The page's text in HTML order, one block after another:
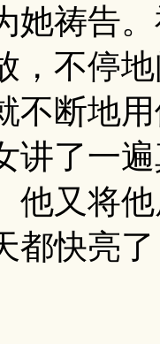
她祷告
，不停
不断地
讲了一
他又将
都快亮